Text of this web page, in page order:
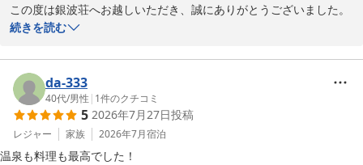
この度は銀波荘へお越しいただき、誠にありがとうございました。
お忙しい中、ご感想をお寄せくださり感謝申し上げます。
お食事に関しまして、貴重なご意見をいただきありがとうございま
す。
お肉の質についてご期待に添えない点があり、残念なお気持ちにさ
せてしまいましたこと、心よりお詫び申し上げます。
頂戴したお声は真摯に受け止め、今後の献立作りの参考にさせてい
ただきます。
続きを読む
da-333
40代/男性 | 1件のクチコミ
5 2026年7月27日投稿
レジャー 家族 2026年7月宿泊
温泉も料理も最高でした！